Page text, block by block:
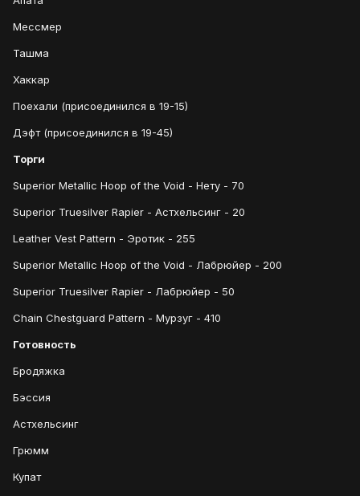
Мессмер
Ташма
Хаккар
Поехали (присоединился в 19-15)
Дэфт (присоединился в 19-45)
Торги
Superior Metallic Hoop of the Void - Нету - 70
Superior Truesilver Rapier - Астхельсинг - 20
Leather Vest Pattern - Эротик - 255
Superior Metallic Hoop of the Void - Лабрюйер - 200
Superior Truesilver Rapier - Лабрюйер - 50
Chain Chestguard Pattern - Мурзуг - 410
Готовность
Бродяжка
Бэссия
Астхельсинг
Грюмм
Купат